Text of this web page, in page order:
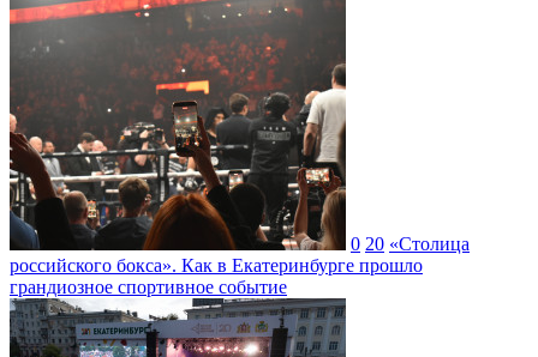
0 20 «Столица
российского бокса». Как в Екатеринбурге прошло
грандиозное спортивное событие